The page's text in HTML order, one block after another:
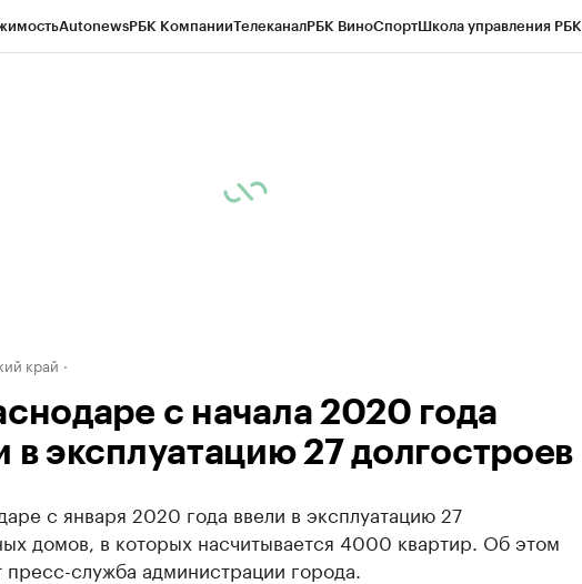
AutonewsРБК КомпанииТелеканалРБК ВиноСпортШкола управления РБК
край
с начала 2020 года
в эксплуатацию 27 долгостроев
с января 2020 года ввели в эксплуатацию 27
домов, в которых насчитывается 4000 квартир. Об этом
служба администрации города.